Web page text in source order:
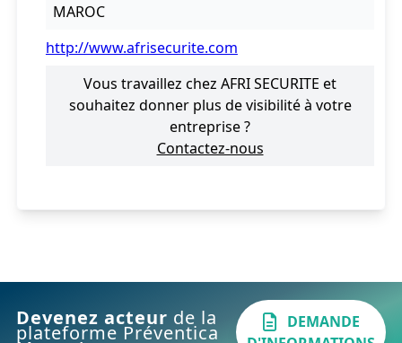
MAROC
http://www.afrisecurite.com
Vous travaillez chez AFRI SECURITE et
souhaitez donner plus de visibilité à votre
entreprise ?
Contactez-nous
Devenez acteur de la
plateforme Préventica
DEMANDE